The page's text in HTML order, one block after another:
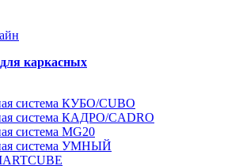
каркасных
система КУБО/CUBO
система КАДРО/CADRO
система MG20
система УМНЫЙ